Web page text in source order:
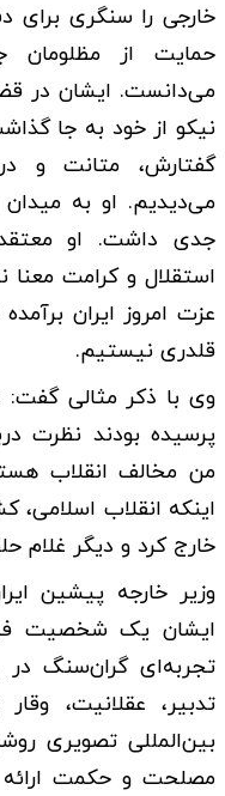
خارجی را سنگری برای
حمایت از
می‌دانست. ایشان در
نیکو از خود به جا
گفتارش، متانت و
می‌دیدیم. او به میدان
جدی داشت. او
استقلال و کرامت
عزت امروز ایران
قلدری نیستیم.
وی با ذکر مثالی گفت:
پرسیده بودند نظرت
من مخالف انقلاب
اینکه انقلاب اسلامی،
خارج کرد و دیگر
وزیر خارجه پیشین
ایشان یک شخصیت
تجربه‌ای گران‌سنگ در
تدبیر، عقلانیت،
بین‌المللی تصویری
مصلحت و حکمت ارائه